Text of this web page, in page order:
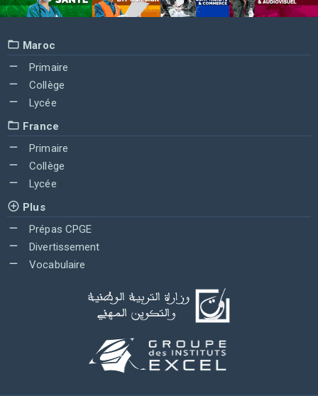
Maroc
Primaire
Collège
Lycée
France
Primaire
Collège
Lycée
Plus
Prépas CPGE
Divertissement
Vocabulaire